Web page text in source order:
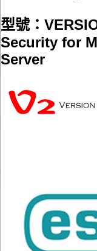
型號：
Security for
Server